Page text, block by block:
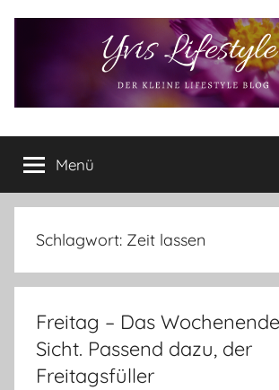
Yvis
Lifestyle
Lifestyle
Blog
–
Lifestyle,
Produkttests
vieles
mehr
Menü
Schlagwort: Zeit lassen
Freitag – Das
Sicht. Passend dazu, der
Freitagsfüller